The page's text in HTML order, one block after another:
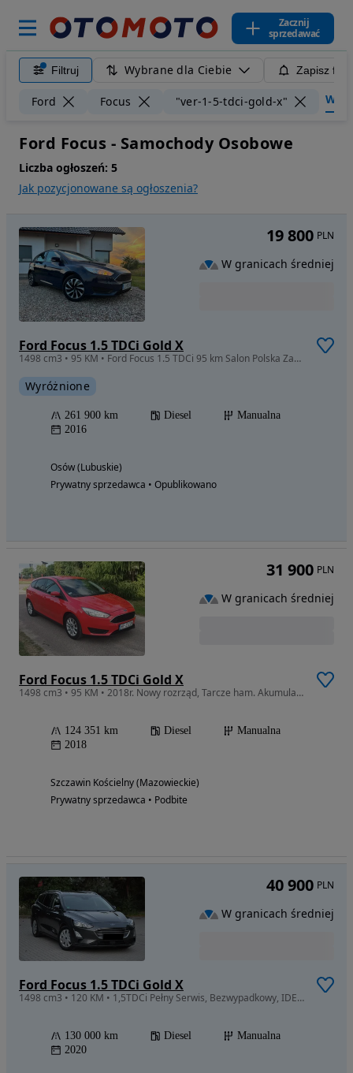
Zacznij
sprzedawać
Filtruj Wybrane dla Ciebie Zapisz
Ford Focus "ver-1-5-tdci-gold-x"
Ford Focus - Samochody Osobowe
Liczba ogłoszeń: 5
Jak pozycjonowane są ogłoszenia?
Ford Focus 1.5 TDCi Gold X
1498 cm3 • 95 KM • Ford Focus 1.5 TDCi 95 km Salon Polska Zadbany
Wyróżnione
261 900 km Diesel
Manualna
2016
Osów (Lubuskie)
Prywatny sprzedawca • Opublikowano
19 800 PLN
W granicach średniej
Ford Focus 1.5 TDCi Gold X
1498 cm3 • 95 KM • 2018r. Nowy rozrząd, Tarcze ham. Akumulator AluFelgi Podgrzewana Szyba
124 351 km Diesel
Manualna
2018
Szczawin Kościelny (Mazowieckie)
Prywatny sprzedawca • Podbite
31 900 PLN
W granicach średniej
Ford Focus 1.5 TDCi Gold X
1498 cm3 • 120 KM • 1,5TDCi Pełny Serwis, Bezwypadkowy, IDEALNY, 2xKoła!!
130 000 km Diesel
Manualna
2020
40 900 PLN
W granicach średniej